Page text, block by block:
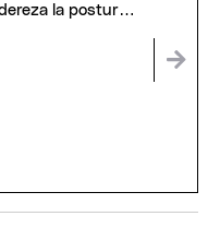
la postura